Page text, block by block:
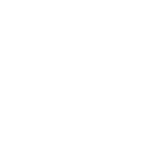
に設けられた「研修生（プラチナ
チナ会員」は、7月に開催される